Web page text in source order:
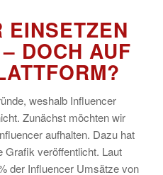
EINSETZEN
DOCH AUF
weshalb Influencer
Zunächst möchten wir
aufhalten. Dazu hat
Grafik veröffentlicht. Laut
der Influencer Umsätze von